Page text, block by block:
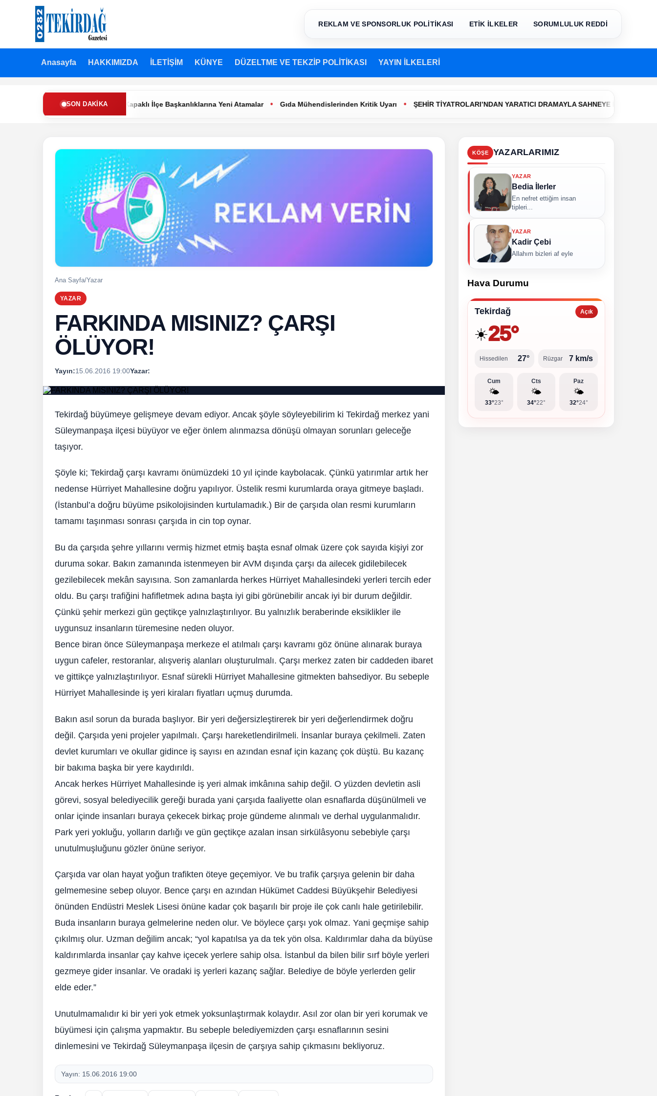
REKLAM VE SPONSORLUK POLİTİKASI ETİK İLKELER SORUMLULUK REDDİ
Anasayfa HAKKIMIZDA İLETİŞİM KÜNYE DÜZELTME VE TEKZİP POLİTİKASI YAYIN İLKELERİ
SON DAKIKA
Partisi’nde Muratlı ve Kapaklı İlçe Başkanlıklarına Yeni Atamalar • Gıda Mühendislerinden Kritik Uyarı • ŞEHİR TİYATROLARI’NDAN YARATICI DRAMAYLA SAHNEYE İLK ADIM
Ana Sayfa/Yazar
YAZAR
FARKINDA MISINIZ? ÇARŞI
ÖLÜYOR!
Yayın:15.06.2016 19:00Yazar:
Tekirdağ büyümeye gelişmeye devam ediyor. Ancak şöyle söyleyebilirim ki Tekirdağ merkez yani
Süleymanpaşa ilçesi büyüyor ve eğer önlem alınmazsa dönüşü olmayan sorunları geleceğe
taşıyor.
Şöyle ki; Tekirdağ çarşı kavramı önümüzdeki 10 yıl içinde kaybolacak. Çünkü yatırımlar artık her
nedense Hürriyet Mahallesine doğru yapılıyor. Üstelik resmi kurumlarda oraya gitmeye başladı.
(İstanbul’a doğru büyüme psikolojisinden kurtulamadık.) Bir de çarşıda olan resmi kurumların
tamamı taşınması sonrası çarşıda in cin top oynar.
Bu da çarşıda şehre yıllarını vermiş hizmet etmiş başta esnaf olmak üzere çok sayıda kişiyi zor
duruma sokar. Bakın zamanında istenmeyen bir AVM dışında çarşı da ailecek gidilebilecek
gezilebilecek mekân sayısına. Son zamanlarda herkes Hürriyet Mahallesindeki yerleri tercih eder
oldu. Bu çarşı trafiğini hafifletmek adına başta iyi gibi görünebilir ancak iyi bir durum değildir.
Çünkü şehir merkezi gün geçtikçe yalnızlaştırılıyor. Bu yalnızlık beraberinde eksiklikler ile
uygunsuz insanların türemesine neden oluyor.
Bence biran önce Süleymanpaşa merkeze el atılmalı çarşı kavramı göz önüne alınarak buraya
uygun cafeler, restoranlar, alışveriş alanları oluşturulmalı. Çarşı merkez zaten bir caddeden ibaret
ve gittikçe yalnızlaştırılıyor. Esnaf sürekli Hürriyet Mahallesine gitmekten bahsediyor. Bu sebeple
Hürriyet Mahallesinde iş yeri kiraları fiyatları uçmuş durumda.
Bakın asıl sorun da burada başlıyor. Bir yeri değersizleştirerek bir yeri değerlendirmek doğru
değil. Çarşıda yeni projeler yapılmalı. Çarşı hareketlendirilmeli. İnsanlar buraya çekilmeli. Zaten
devlet kurumları ve okullar gidince iş sayısı en azından esnaf için kazanç çok düştü. Bu kazanç
bir bakıma başka bir yere kaydırıldı.
Ancak herkes Hürriyet Mahallesinde iş yeri almak imkânına sahip değil. O yüzden devletin asli
görevi, sosyal belediyecilik gereği burada yani çarşıda faaliyette olan esnaflarda düşünülmeli ve
onlar içinde insanları buraya çekecek birkaç proje gündeme alınmalı ve derhal uygulanmalıdır.
Park yeri yokluğu, yolların darlığı ve gün geçtikçe azalan insan sirkülâsyonu sebebiyle çarşı
unutulmuşluğunu gözler önüne seriyor.
Çarşıda var olan hayat yoğun trafikten öteye geçemiyor. Ve bu trafik çarşıya gelenin bir daha
gelmemesine sebep oluyor. Bence çarşı en azından Hükümet Caddesi Büyükşehir Belediyesi
önünden Endüstri Meslek Lisesi önüne kadar çok başarılı bir proje ile çok canlı hale getirilebilir.
Buda insanların buraya gelmelerine neden olur. Ve böylece çarşı yok olmaz. Yani geçmişe sahip
çıkılmış olur. Uzman değilim ancak; “yol kapatılsa ya da tek yön olsa. Kaldırımlar daha da büyüse
kaldırımlarda insanlar çay kahve içecek yerlere sahip olsa. İstanbul da bilen bilir sırf böyle yerleri
gezmeye gider insanlar. Ve oradaki iş yerleri kazanç sağlar. Belediye de böyle yerlerden gelir
elde eder.”
Unutulmamalıdır ki bir yeri yok etmek yoksunlaştırmak kolaydır. Asıl zor olan bir yeri korumak ve
büyümesi için çalışma yapmaktır. Bu sebeple belediyemizden çarşı esnaflarının sesini
dinlemesini ve Tekirdağ Süleymanpaşa ilçesin de çarşıya sahip çıkmasını bekliyoruz.
Yayın: 15.06.2016 19:00
KÖŞE YAZARLARIMIZ
YAZAR
Bedia İlerler
En nefret ettiğim insan
tipleri...
YAZAR
Kadir Çebi
Allahım bizleri af eyle
Hava Durumu
Tekirdağ Açık
☀️25°
Hissedilen 27° Rüzgar 7 km/s
Cum
🌤️
33°23°
Cts
🌤️
34°22°
Paz
🌤️
32°24°